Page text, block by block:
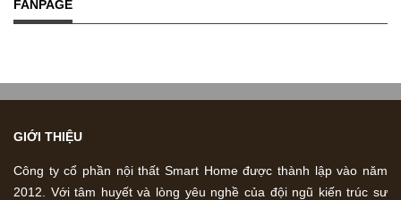
FANPAGE
GIỚI THIỆU
Công ty cổ phần nội thất Smart Home được thành lập vào năm
2012. Với tâm huyết và lòng yêu nghề của đội ngũ kiến trúc sư